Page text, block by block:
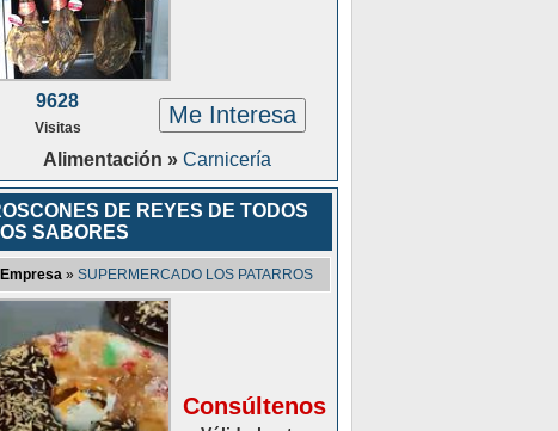
9628
Visitas Me Interesa
Alimentación » Carnicería
DE REYES DE TODOS
SABORES
Empresa » SUPERMERCADO LOS PATARROS
Consúltenos